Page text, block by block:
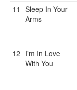
11
Sleep In Your
Arms
12 I'm In Love
With You